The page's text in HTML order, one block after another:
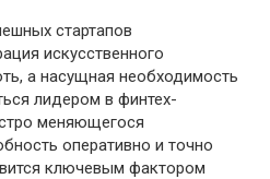
стартапов
искусственного
а насущная необходимость
лидером в финтех-
меняющегося
оперативно и точно
ключевым фактором